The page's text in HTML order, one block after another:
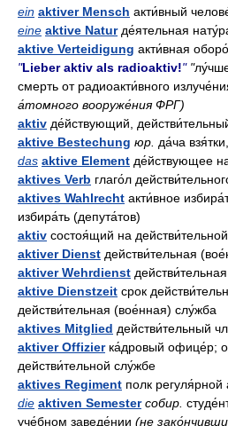
ein aktiver Mensch акти́вный
eine aktive Naturде́ятельная
aktive Verteidigung акти́вная
"Lieber aktiv als radioaktiv!" "
смерть от радиоакти́вного
а́томного вооруже́ния ФРГ)
aktiv де́йствующий,
aktive Bestechung юр. да́ча
das aktive Element де́йствующее
aktives Verb глаго́л
aktives Wahlrecht акти́вное
избира́ть (депута́тов)
aktiv состоя́щий на
aktiver Dienst действи́тельная
aktiver Wehrdienst
aktive Dienstzeit срок
действи́тельная (вое́нная) слу́жба
aktives Mitglied действи́тельный
aktiver Offizierка́дровый офице́р;
действи́тельной слу́жбе
aktives Regiment полк
die aktiven Semester собир.
уче́бном заведе́нии (не